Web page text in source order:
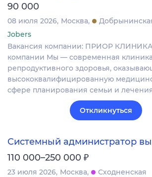
90 000
08 июля 2026 Москва
Jobers
Вакансия компании: ПРИОР
компании Мы — современная клиника
репродуктивного здоровья,
высококвалифицированную
сфере планирования семьи и
Откликнуться
Системный администратор
110 000–250 000 ₽
23 июля 2026 Москва
Сходненская